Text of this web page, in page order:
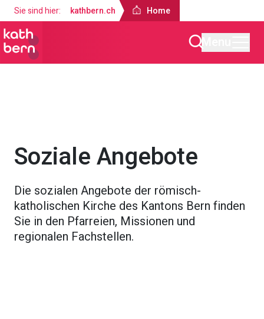
Sie sind hier: kathbern.ch Home
Soziale Angebote
Die sozialen Angebote der römisch-
katholischen Kirche des Kantons Bern finden
Sie in den Pfarreien, Missionen und
regionalen Fachstellen.